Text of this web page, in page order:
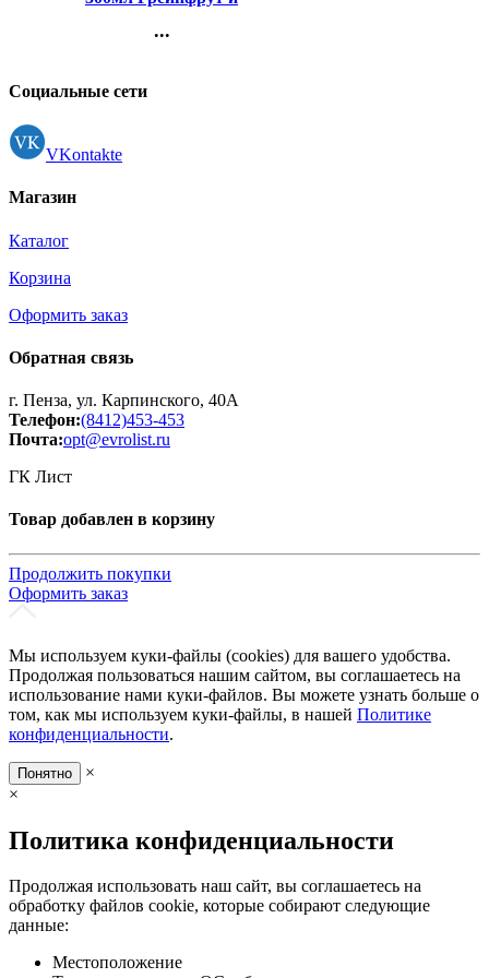
...
Регистрация
Социальные сети
VKontakte
Магазин
Каталог
Корзина
Оформить заказ
Обратная связь
г. Пенза, ул. Карпинского, 40А
Телефон:(8412)453-453
Почта:opt@evrolist.ru
ГК Лист
Товар добавлен в корзину
Продолжить покупки
Оформить заказ
Мы используем куки-файлы (cookies) для вашего удобства.
Продолжая пользоваться нашим сайтом, вы соглашаетесь на
использование нами куки-файлов. Вы можете узнать больше о
том, как мы используем куки-файлы, в нашей Политике
конфиденциальности.
Понятно
×
×
Политика конфиденциальности
Продолжая использовать наш сайт, вы соглашаетесь на
обработку файлов cookie, которые собирают следующие
данные:
Местоположение